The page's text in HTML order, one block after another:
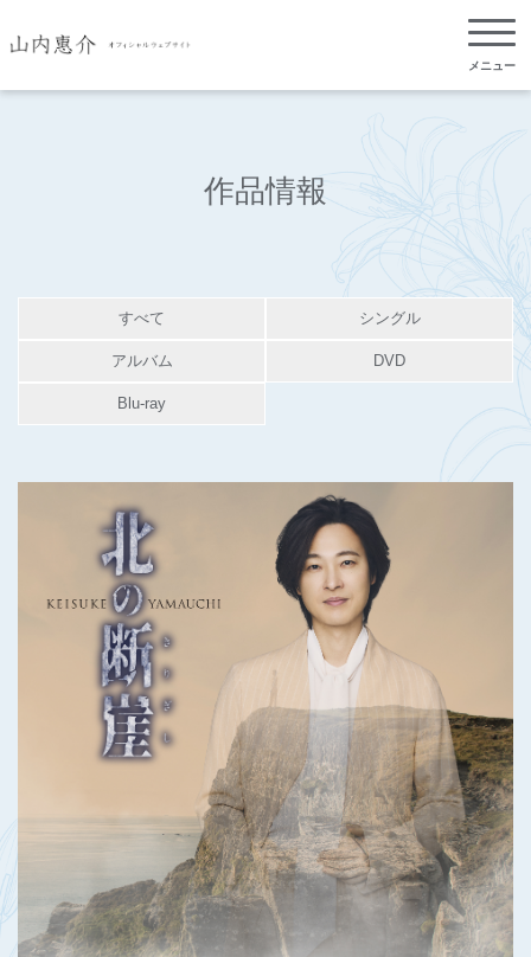
メニュー
作品情報
すべて シングル
アルバム DVD
Blu-ray